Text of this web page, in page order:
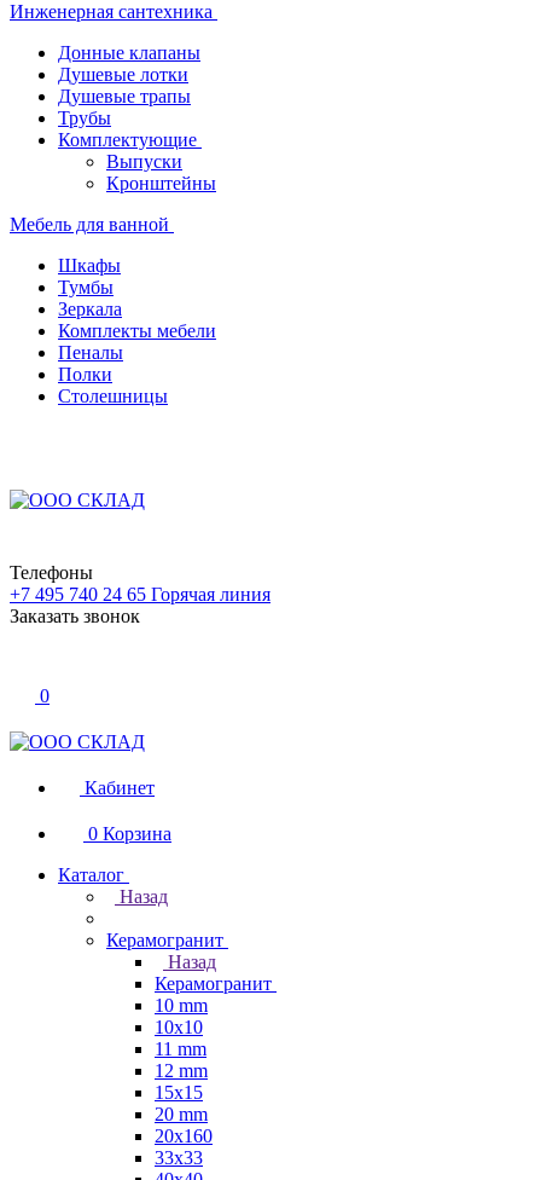
Инженерная сантехника
Донные клапаны
Душевые лотки
Душевые трапы
Трубы
Комплектующие
Выпуски
Кронштейны
Мебель для ванной
Шкафы
Тумбы
Зеркала
Комплекты мебели
Пеналы
Полки
Столешницы
Телефоны
+7 495 740 24 65 Горячая линия
Заказать звонок
0
Кабинет
0 Корзина
Каталог
Назад
Керамогранит
Назад
Керамогранит
10 mm
10x10
11 mm
12 mm
15x15
20 mm
20х160
33x33